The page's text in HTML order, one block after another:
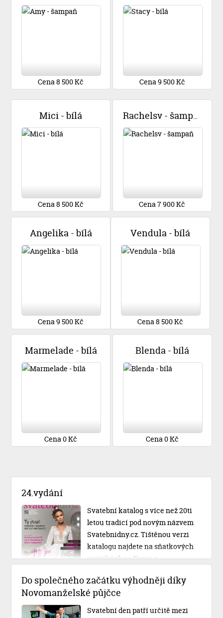
Cena 8 500 Kč Cena 9 500 Kč
Mici - bílá
Cena 8 500 Kč
Rachelsv - šampaň
Cena 7 900 Kč
Angelika - bílá
Cena 9 500 Kč
Vendula - bílá
Cena 8 500 Kč
Marmelade - bílá
Cena 0 Kč
Blenda - bílá
Cena 0 Kč
24.vydání
Svatební katalog s více než 20ti
letou tradicí pod novým názvem
Svatebnidny.cz. Tištěnou verzi
katalogu najdete na sňatkových
matrikách po Praze a
Do společného začátku výhodněji díky
Novomanželské půjčce
Svatební den patří určitě mezi